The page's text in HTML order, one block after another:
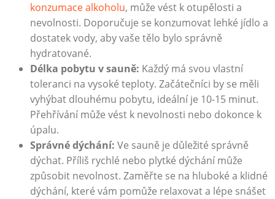
konzumace ​alkoholu, může vést k otupělosti a
nevolnosti. Doporučuje se konzumovat lehké jídlo a
dostatek vody, aby vaše tělo bylo správně
hydratované.
Délka‍ pobytu v sauně: Každý má svou vlastní
toleranci na vysoké teploty. Začátečníci by se měli
vyhýbat dlouhému pobytu, ​ideální je 10-15 minut.
Přehřívání může ‌vést k nevolnosti nebo dokonce k
úpalu.
Správné dýchání: Ve sauně je důležité správně ​
dýchat. Příliš rychlé nebo plytké dýchání může
způsobit nevolnost. Zaměřte se na hluboké a klidné
dýchání, které vám pomůže⁣ relaxovat a lépe snášet